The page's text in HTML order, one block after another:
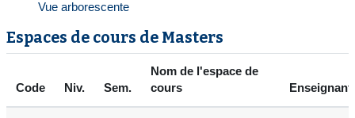
Vue arborescente
Espaces de cours de Masters
Code Niv. Sem.
Nom de l'espace de
cours